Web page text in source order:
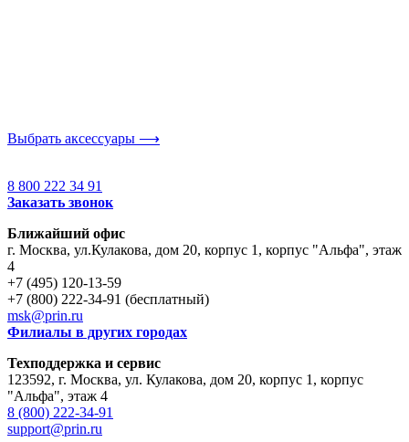
Выбрать аксессуары ⟶
8 800 222 34 91
Заказать звонок
Ближайший офис
г. Москва, ул.Кулакова, дом 20, корпус 1, корпус "Альфа", этаж
4
+7 (495) 120-13-59
+7 (800) 222-34-91 (бесплатный)
msk@prin.ru
Филиалы в других городах
Техподдержка и сервис
123592, г. Москва, ул. Кулакова, дом 20, корпус 1, корпус
"Альфа", этаж 4
8 (800) 222-34-91
support@prin.ru